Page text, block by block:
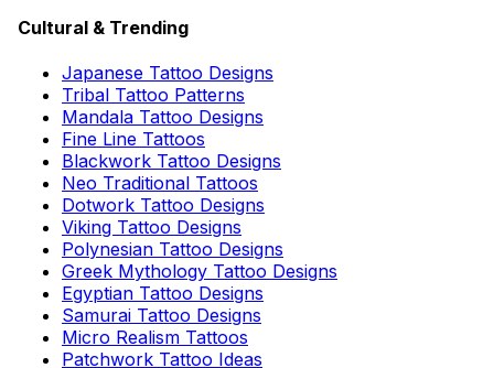
Cultural & Trending
Japanese Tattoo Designs
Tribal Tattoo Patterns
Mandala Tattoo Designs
Fine Line Tattoos
Blackwork Tattoo Designs
Neo Traditional Tattoos
Dotwork Tattoo Designs
Viking Tattoo Designs
Polynesian Tattoo Designs
Greek Mythology Tattoo Designs
Egyptian Tattoo Designs
Samurai Tattoo Designs
Micro Realism Tattoos
Patchwork Tattoo Ideas